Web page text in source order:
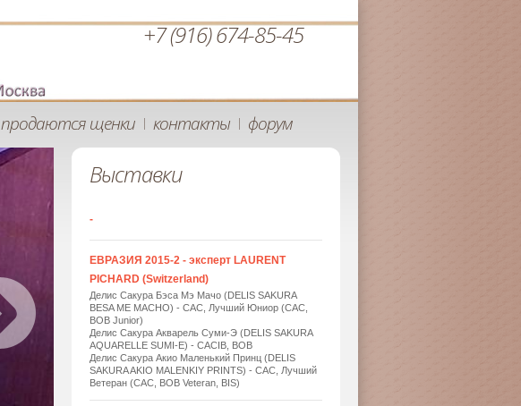
+7 (916) 674-85-45
продаются щенки | контакты | форум
Выставки
-
ЕВРАЗИЯ 2015-2 - эксперт LAURENT
PICHARD (Switzerland)
Делис Сакура Бэса Мэ Мачо (DELIS SAKURA
BESA ME MACHO) - САС, Лучший Юниор (САС,
BOB Junior)
Делис Сакура Акварель Суми-Э (DELIS SAKURA
AQUARELLE SUMI-E) - САСIB, BOB
Делис Сакура Акио Маленький Принц (DELIS
SAKURA AKIO MALENKIY PRINTS) - САС, Лучший
Ветеран (САС, BOB Veteran, BIS)